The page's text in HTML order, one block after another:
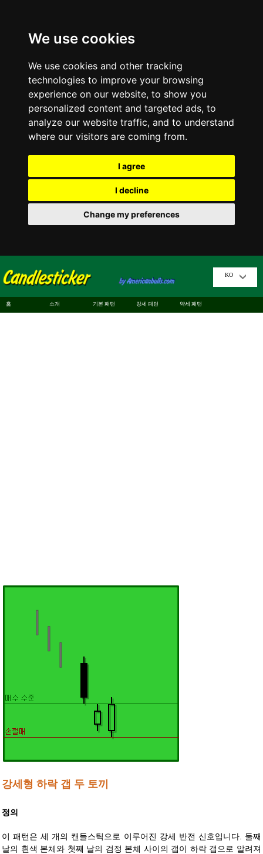
We use cookies
We use cookies and other tracking
technologies to improve your browsing
experience on our website, to show you
personalized content and targeted ads, to
analyze our website traffic, and to understand
where our visitors are coming from.
I agree
I decline
Change my preferences
KO
홈 소개 기본 패턴 강세 패턴 약세 패턴
강세형 하락 갭 두 토끼
정의
이 패턴은 세 개의 캔들스틱으로 이루어진 강세 반전 신호입니다. 둘째
날의 흰색 본체와 첫째 날의 검정 본체 사이의 갭이 하락 갭으로 알려져